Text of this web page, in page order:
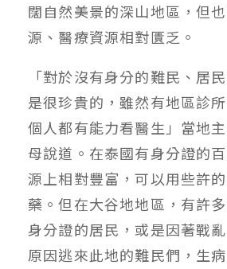
闊自然美景的深山地區，但
源、醫療資源相對匱乏。
「對於沒有身分的難民、居
是很珍貴的，雖然有地區診
個人都有能力看醫生」當地
母說道。在泰國有身分證的
源上相對豐富，可以用些許
藥。但在大谷地地區，有許
身分證的居民，或是因著戰
原因逃來此地的難民們，生